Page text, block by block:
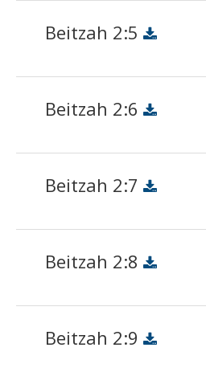
Beitzah 2:5
Beitzah 2:6
Beitzah 2:7
Beitzah 2:8
Beitzah 2:9